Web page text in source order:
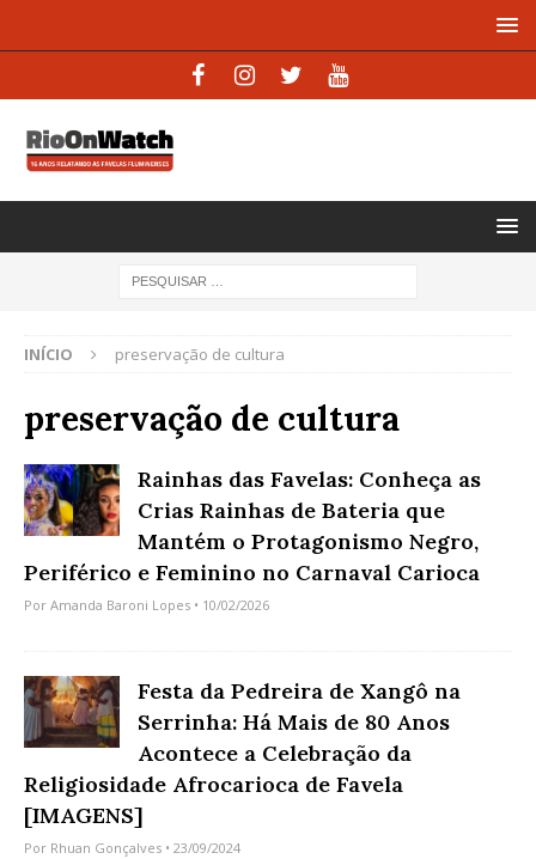
INÍCIO preservação de cultura
preservação de cultura
Rainhas das Favelas: Conheça as
Crias Rainhas de Bateria que
Mantém o Protagonismo Negro,
Periférico e Feminino no Carnaval Carioca
Por Amanda Baroni Lopes • 10/02/2026
Festa da Pedreira de Xangô na
Serrinha: Há Mais de 80 Anos
Acontece a Celebração da
Religiosidade Afrocarioca de Favela
[IMAGENS]
Por Rhuan Gonçalves • 23/09/2024